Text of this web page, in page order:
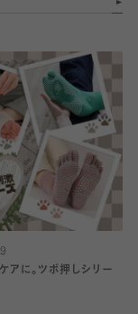
アに。ツボ押しシリー